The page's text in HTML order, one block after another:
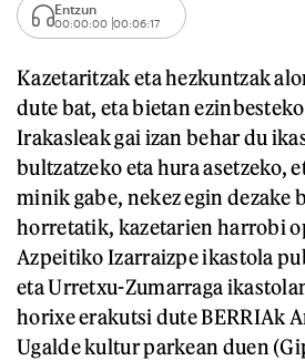
Entzun
00:00:00 00:06:17
Kazetaritzak eta hezkuntzak
dute bat, eta bietan
Irakasleak gai izan behar du
bultzatzeko eta hura asetzeko,
minik gabe, nekez egin dezake
horretatik, kazetarien harrobi
Azpeitiko Izarraizpe ikastola
eta Urretxu-Zumarraga
horixe erakutsi dute BERRIAk
Ugalde kultur parkean duen